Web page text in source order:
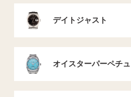
デイトジャスト
オイスターパーペチ